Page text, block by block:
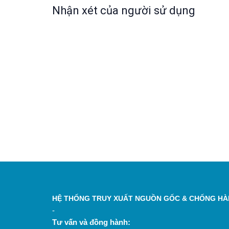
Nhận xét của người sử dụng
HỆ THỐNG TRUY XUẤT NGUỒN GỐC & CHỐNG
-
Tư vấn và đồng hành: